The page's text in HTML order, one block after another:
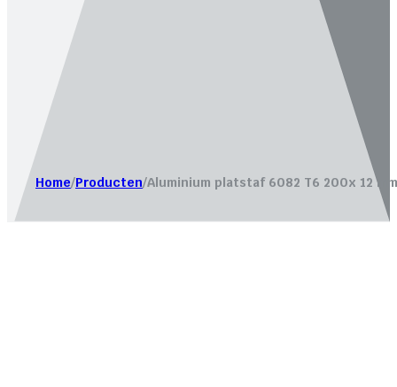
Website laten maken door Bureau Magneet – Online
Home/Producten/Aluminium platstaf 6082 T6 200x 12